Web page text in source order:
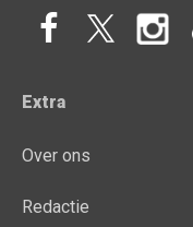
Extra
Over ons
Redactie